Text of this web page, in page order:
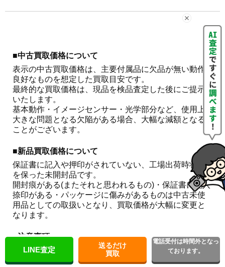
■中古買取価格について
表示の中古買取価格は、主要付属品に欠品が無い動作
良好なものを想定した買取目安です。
最終的な買取価格は、現品を検品査定した後にご提示
いたします。
基本動作・イメージセンサー・光学部分など、使用上
大きな問題となる欠陥がある場合、大幅な減額となる
ことがございます。
■新品買取価格について
保証書に記入や押印がされていない、工場出荷時状態
を保った未開封品です。
開封痕がある(またそれと思われるもの)・保証書に記入
捺印がある・パッケージに傷みがあるものは中古未使
用品としての取扱いとなり、買取価格が大幅に変更と
なります。
■注意事項
こちらはお買取金額をお約束するものではございませ
ん。
LINE査定
送るだけ
買取
電話受付は時間外となっ
ております。